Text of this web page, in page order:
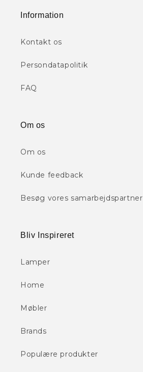
Information
Kontakt os
Persondatapolitik
FAQ
Om os
Om os
Kunde feedback
Besøg vores samarbejdspartner
Bliv Inspireret
Lamper
Home
Møbler
Brands
Populære produkter